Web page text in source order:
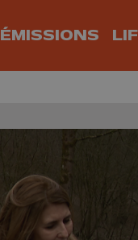
ÉMISSIONS